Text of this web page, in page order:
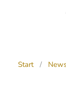
Start